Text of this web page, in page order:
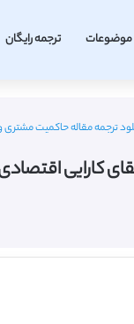
موضوعات ترجمه رایگان
ترجمه مقاله حاکمیت مشتری و
اقتصادی با مدیریت